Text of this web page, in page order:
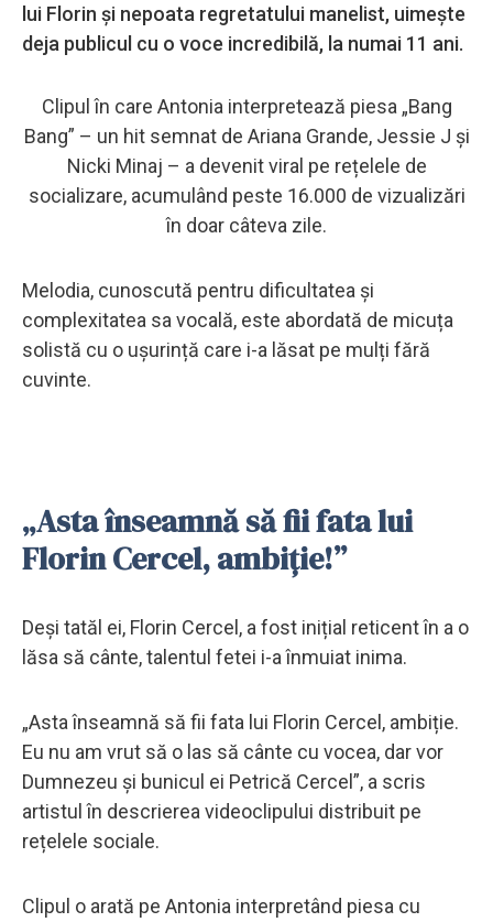
lui Florin și nepoata regretatului manelist, uimește
deja publicul cu o voce incredibilă, la numai 11 ani.
Clipul în care Antonia interpretează piesa „Bang
Bang” – un hit semnat de Ariana Grande, Jessie J și
Nicki Minaj – a devenit viral pe rețelele de
socializare, acumulând peste 16.000 de vizualizări
în doar câteva zile.
Melodia, cunoscută pentru dificultatea și
complexitatea sa vocală, este abordată de micuța
solistă cu o ușurință care i-a lăsat pe mulți fără
cuvinte.
„Asta înseamnă să fii fata lui
Florin Cercel, ambiție!”
Deși tatăl ei, Florin Cercel, a fost inițial reticent în a o
lăsa să cânte, talentul fetei i-a înmuiat inima.
„Asta înseamnă să fii fata lui Florin Cercel, ambiție.
Eu nu am vrut să o las să cânte cu vocea, dar vor
Dumnezeu și bunicul ei Petrică Cercel”, a scris
artistul în descrierea videoclipului distribuit pe
rețelele sociale.
Clipul o arată pe Antonia interpretând piesa cu